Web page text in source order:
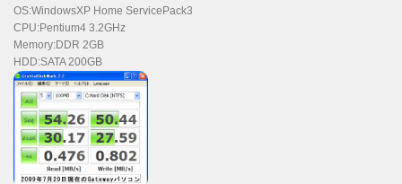
OS:WindowsXP Home ServicePack3
CPU:Pentium4 3.2GHz
Memory:DDR 2GB
HDD:SATA 200GB